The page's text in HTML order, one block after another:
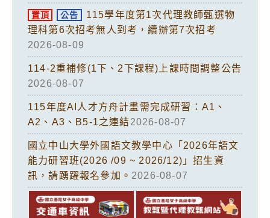
置頂 公告
115學年度第1次代理教師甄選物
理科第6次招考無人到考，續辦第7次招考
2026-08-09
114-2重補修(1下、2下課程)上課時間調整公告
2026-08-07
115年度AI人才方舟計畫需完成研習：A1、
A2、A3、B5-1之連結2026-08-07
國立中山大學外國語文教學中心「2026年語文
能力研習班(2026 /09 ~ 2026/12)」招生資
訊，請踴躍報名參加。 2026-08-07